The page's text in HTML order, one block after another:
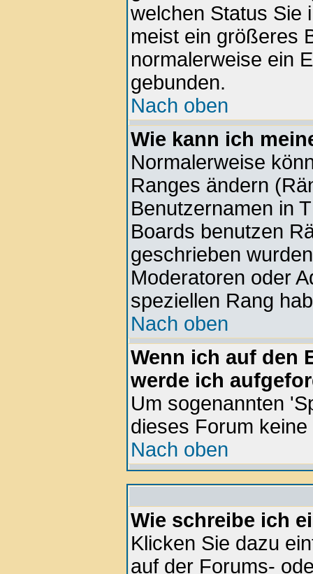
welchen Status Sie
meist ein größeres
normalerweise ein
gebunden.
Nach oben
Wie kann ich
Normalerweise
Ranges ändern
Benutzernamen in
Boards benutzen
geschrieben
Moderatoren oder
speziellen Rang
Nach oben
Wenn ich auf den
werde ich
Um sogenannten
dieses Forum
Nach oben
Wie schreibe ich
Klicken Sie dazu
auf der Forums-